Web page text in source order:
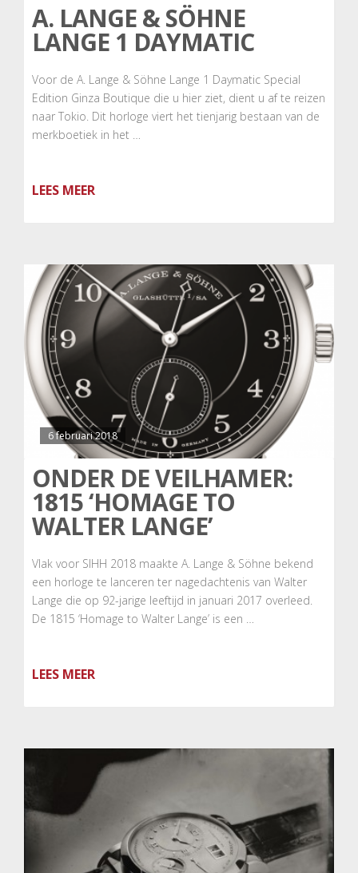
A. LANGE & SÖHNE
LANGE 1 DAYMATIC
Voor de A. Lange & Söhne Lange 1 Daymatic Special
Edition Ginza Boutique die u hier ziet, dient u af te reizen
naar Tokio. Dit horloge viert het tienjarig bestaan van de
merkboetiek in het …
LEES MEER
6 februari 2018
ONDER DE VEILHAMER:
1815 ‘HOMAGE TO
WALTER LANGE’
Vlak voor SIHH 2018 maakte A. Lange & Söhne bekend
een horloge te lanceren ter nagedachtenis van Walter
Lange die op 92-jarige leeftijd in januari 2017 overleed.
De 1815 ‘Homage to Walter Lange’ is een …
LEES MEER